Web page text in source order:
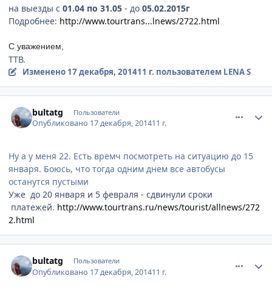
на выезды с 01.04 по 31.05 - до 05.02.2015г
Подробнее: http://www.tourtrans...lnews/2722.html
С уважением,
ТТВ.
Изменено 17 декабря, 201411 г. пользователем LENA S
bultatg Пользователи
Опубликовано 17 декабря, 201411 г.
Ну а у меня 22. Есть времч посмотреть на ситуацию до 15
января. Боюсь, что тогда одним днем все автобусы
останутся пустыми
Уже до 20 января и 5 февраля - сдвинули сроки
платежей. http://www.tourtrans.ru/news/tourist/allnews/272
2.html
bultatg Пользователи
Опубликовано 17 декабря, 201411 г.